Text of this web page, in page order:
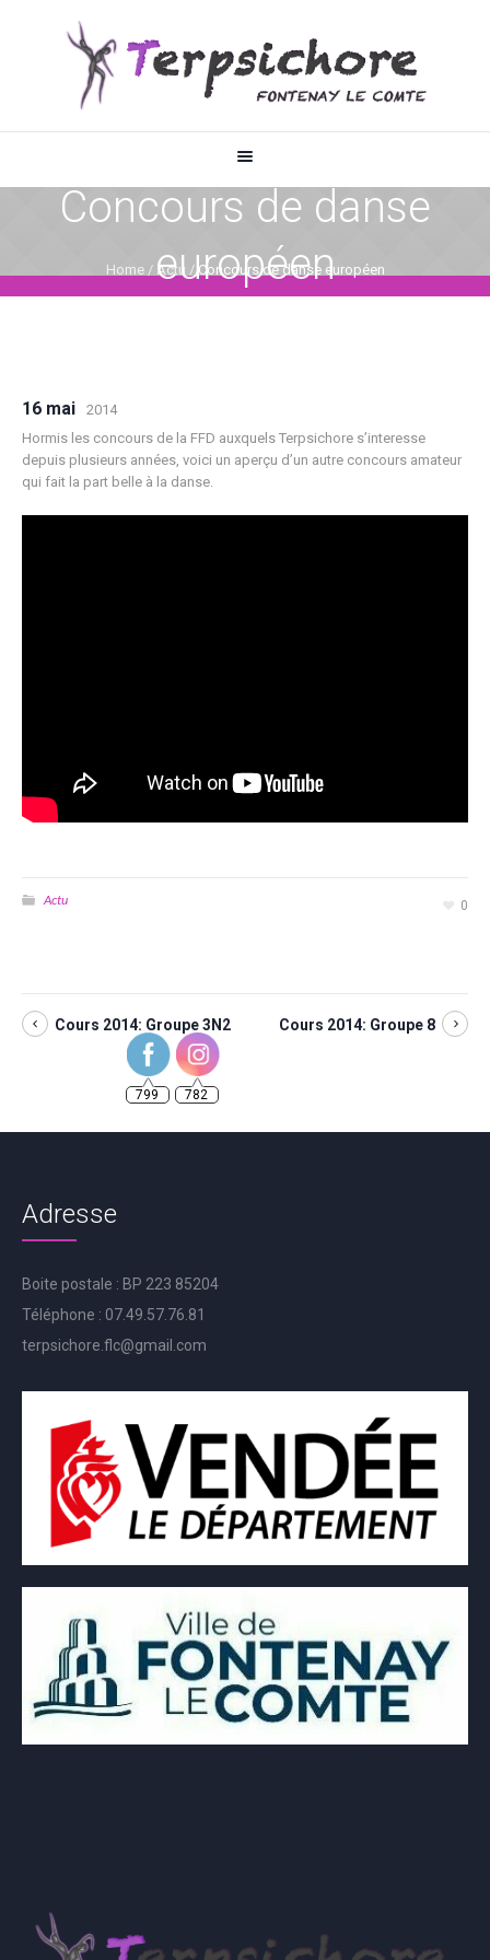
Concours de danse
européen
Home / Actu /Concours de danse européen
16 mai
2014
Hormis les concours de la FFD auxquels Terpsichore s’interesse
depuis plusieurs années, voici un aperçu d’un autre concours amateur
qui fait la part belle à la danse.
0
Actu
Cours 2014: Groupe 3N2 Cours 2014: Groupe 8
Adresse
Boite postale : BP 223 85204
Téléphone : 07.49.57.76.81
terpsichore.flc@gmail.com
799 782